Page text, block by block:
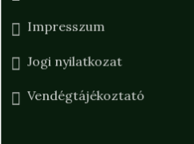
Impresszum
Jogi nyilatkozat
Vendégtájékoztató